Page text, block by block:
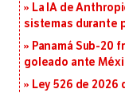
La IA de
sistemas durante
Panamá Sub-20
goleado ante
Ley 526 de